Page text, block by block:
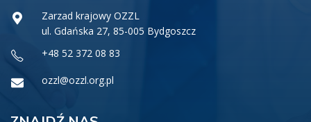
Zarzad krajowy OZZL
ul. Gdańska 27, 85-005 Bydgoszcz
+48 52 372 08 83
ozzl@ozzl.org.pl